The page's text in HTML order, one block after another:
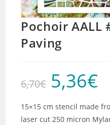
Pochoir AALL
Paving
6,70€
Le
prix
initial
6,70€.
5,36€Le
15×15 cm stencil made
laser cut 250 micron